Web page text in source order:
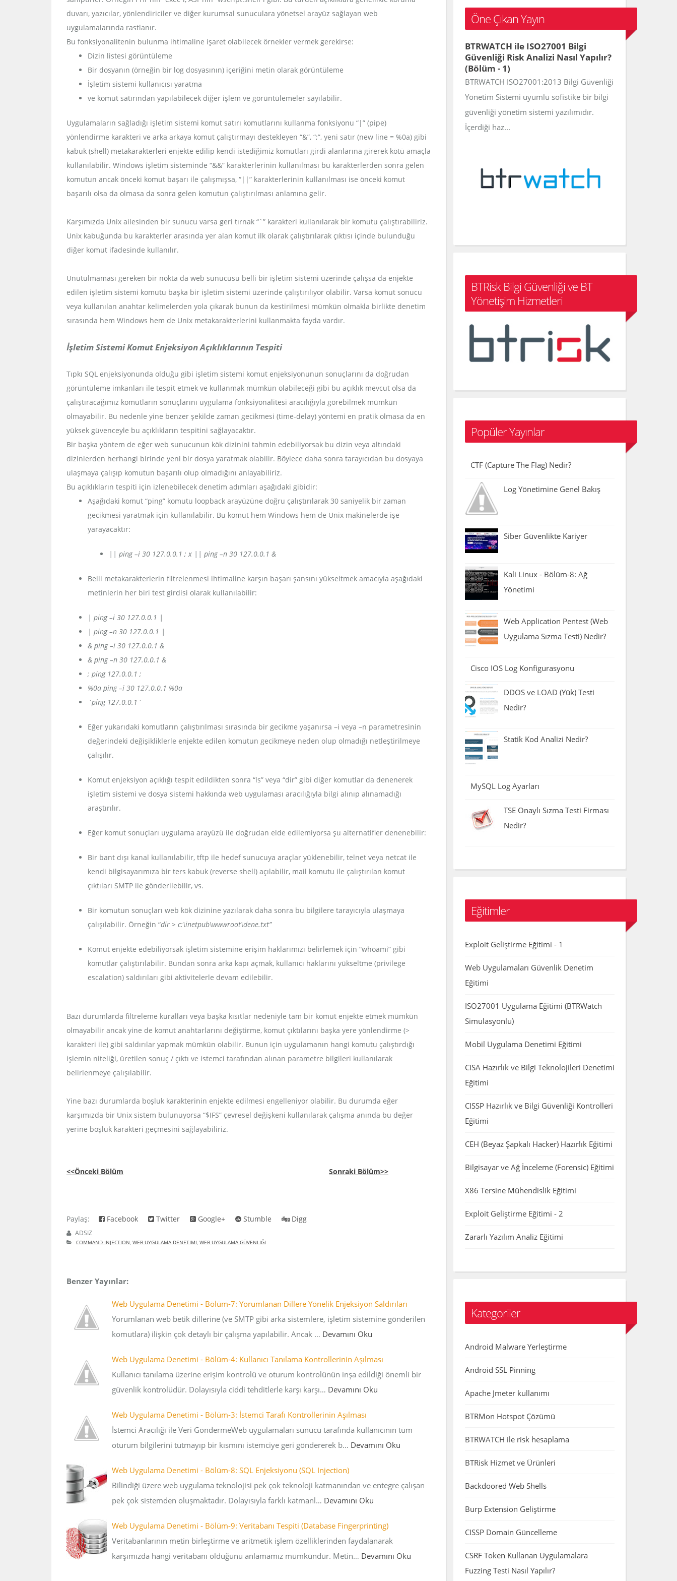
duvarı, yazıcılar, yönlendiriciler ve diğer kurumsal sunuculara yönetsel arayüz sağlayan web
uygulamalarında rastlanır.
Bu fonksiyonalitenin bulunma ihtimaline işaret olabilecek örnekler vermek gerekirse:
Dizin listesi görüntüleme
Bir dosyanın (örneğin bir log dosyasının) içeriğini metin olarak görüntüleme
İşletim sistemi kullanıcısı yaratma
ve komut satırından yapılabilecek diğer işlem ve görüntülemeler sayılabilir.
Uygulamaların sağladığı işletim sistemi komut satırı komutlarını kullanma fonksiyonu “|” (pipe)
yönlendirme karakteri ve arka arkaya komut çalıştırmayı destekleyen “&”, “;”, yeni satır (new line = %0a) gibi
kabuk (shell) metakarakterleri enjekte edilip kendi istediğimiz komutları girdi alanlarına girerek kötü amaçla
kullanılabilir. Windows işletim sisteminde “&&” karakterlerinin kullanılması bu karakterlerden sonra gelen
komutun ancak önceki komut başarı ile çalışmışsa, “||” karakterlerinin kullanılması ise önceki komut
başarılı olsa da olmasa da sonra gelen komutun çalıştırılması anlamına gelir.
Karşımızda Unix ailesinden bir sunucu varsa geri tırnak “`” karakteri kullanılarak bir komutu çalıştırabiliriz.
Unix kabuğunda bu karakterler arasında yer alan komut ilk olarak çalıştırılarak çıktısı içinde bulunduğu
diğer komut ifadesinde kullanılır.
Unutulmaması gereken bir nokta da web sunucusu belli bir işletim sistemi üzerinde çalışsa da enjekte
edilen işletim sistemi komutu başka bir işletim sistemi üzerinde çalıştırılıyor olabilir. Varsa komut sonucu
veya kullanılan anahtar kelimelerden yola çıkarak bunun da kestirilmesi mümkün olmakla birlikte denetim
sırasında hem Windows hem de Unix metakarakterlerini kullanmakta fayda vardır.
İşletim Sistemi Komut Enjeksiyon Açıklıklarının Tespiti
Tıpkı SQL enjeksiyonunda olduğu gibi işletim sistemi komut enjeksiyonunun sonuçlarını da doğrudan
görüntüleme imkanları ile tespit etmek ve kullanmak mümkün olabileceği gibi bu açıklık mevcut olsa da
çalıştıracağımız komutların sonuçlarını uygulama fonksiyonalitesi aracılığıyla görebilmek mümkün
olmayabilir. Bu nedenle yine benzer şekilde zaman gecikmesi (time-delay) yöntemi en pratik olmasa da en
yüksek güvenceyle bu açıklıkların tespitini sağlayacaktır.
Bir başka yöntem de eğer web sunucunun kök dizinini tahmin edebiliyorsak bu dizin veya altındaki
dizinlerden herhangi birinde yeni bir dosya yaratmak olabilir. Böylece daha sonra tarayıcıdan bu dosyaya
ulaşmaya çalışıp komutun başarılı olup olmadığını anlayabiliriz.
Bu açıklıkların tespiti için izlenebilecek denetim adımları aşağıdaki gibidir:
Aşağıdaki komut “ping” komutu loopback arayüzüne doğru çalıştırılarak 30 saniyelik bir zaman
gecikmesi yaratmak için kullanılabilir. Bu komut hem Windows hem de Unix makinelerde işe
yarayacaktır:
|| ping –i 30 127.0.0.1 ; x || ping –n 30 127.0.0.1 &
Belli metakarakterlerin filtrelenmesi ihtimaline karşın başarı şansını yükseltmek amacıyla aşağıdaki
metinlerin her biri test girdisi olarak kullanılabilir:
| ping –i 30 127.0.0.1 |
| ping –n 30 127.0.0.1 |
& ping –i 30 127.0.0.1 &
& ping –n 30 127.0.0.1 &
; ping 127.0.0.1 ;
%0a ping –i 30 127.0.0.1 %0a
`ping 127.0.0.1`
Eğer yukarıdaki komutların çalıştırılması sırasında bir gecikme yaşanırsa –i veya –n parametresinin
değerindeki değişikliklerle enjekte edilen komutun gecikmeye neden olup olmadığı netleştirilmeye
çalışılır.
Komut enjeksiyon açıklığı tespit edildikten sonra “ls” veya “dir” gibi diğer komutlar da denenerek
işletim sistemi ve dosya sistemi hakkında web uygulaması aracılığıyla bilgi alınıp alınamadığı
araştırılır.
Eğer komut sonuçları uygulama arayüzü ile doğrudan elde edilemiyorsa şu alternatifler denenebilir:
Bir bant dışı kanal kullanılabilir, tftp ile hedef sunucuya araçlar yüklenebilir, telnet veya netcat ile
kendi bilgisayarımıza bir ters kabuk (reverse shell) açılabilir, mail komutu ile çalıştırılan komut
çıktıları SMTP ile gönderilebilir, vs.
Bir komutun sonuçları web kök dizinine yazılarak daha sonra bu bilgilere tarayıcıyla ulaşmaya
çalışılabilir. Örneğin “dir > c:\inetpub\wwwroot\dene.txt”
Komut enjekte edebiliyorsak işletim sistemine erişim haklarımızı belirlemek için “whoami” gibi
komutlar çalıştırılabilir. Bundan sonra arka kapı açmak, kullanıcı haklarını yükseltme (privilege
escalation) saldırıları gibi aktivitelerle devam edilebilir.
Bazı durumlarda filtreleme kuralları veya başka kısıtlar nedeniyle tam bir komut enjekte etmek mümkün
olmayabilir ancak yine de komut anahtarlarını değiştirme, komut çıktılarını başka yere yönlendirme (>
karakteri ile) gibi saldırılar yapmak mümkün olabilir. Bunun için uygulamanın hangi komutu çalıştırdığı
işlemin niteliği, üretilen sonuç / çıktı ve istemci tarafından alınan parametre bilgileri kullanılarak
belirlenmeye çalışılabilir.
Yine bazı durumlarda boşluk karakterinin enjekte edilmesi engelleniyor olabilir. Bu durumda eğer
karşımızda bir Unix sistem bulunuyorsa “$IFS” çevresel değişkeni kullanılarak çalışma anında bu değer
yerine boşluk karakteri geçmesini sağlayabiliriz.
<<Önceki Bölüm Sonraki Bölüm>>
Paylaş: Facebook Twitter Google+ Stumble Digg
ADSIZ
COMMAND INJECTION, WEB UYGULAMA DENETIMI, WEB UYGULAMA GÜVENLIĞI
Benzer Yayınlar:
Web Uygulama Denetimi - Bölüm-7: Yorumlanan Dillere Yönelik Enjeksiyon Saldırıları
Yorumlanan web betik dillerine (ve SMTP gibi arka sistemlere, işletim sistemine gönderilen
komutlara) ilişkin çok detaylı bir çalışma yapılabilir. Ancak … Devamını Oku
Web Uygulama Denetimi - Bölüm-4: Kullanıcı Tanılama Kontrollerinin Aşılması
Kullanıcı tanılama üzerine erişim kontrolü ve oturum kontrolünün inşa edildiği önemli bir
güvenlik kontrolüdür. Dolayısıyla ciddi tehditlerle karşı karşı… Devamını Oku
Web Uygulama Denetimi - Bölüm-3: İstemci Tarafı Kontrollerinin Aşılması
İstemci Aracılığı ile Veri GöndermeWeb uygulamaları sunucu tarafında kullanıcının tüm
oturum bilgilerini tutmayıp bir kısmını istemciye geri göndererek b… Devamını Oku
Web Uygulama Denetimi - Bölüm-8: SQL Enjeksiyonu (SQL Injection)
Bilindiği üzere web uygulama teknolojisi pek çok teknoloji katmanından ve entegre çalışan
pek çok sistemden oluşmaktadır. Dolayısıyla farklı katmanl… Devamını Oku
Web Uygulama Denetimi - Bölüm-9: Veritabanı Tespiti (Database Fingerprinting)
Veritabanlarının metin birleştirme ve aritmetik işlem özelliklerinden faydalanarak
karşımızda hangi veritabanı olduğunu anlamamız mümkündür. Metin… Devamını Oku
f
o
r
:
Öne Çıkan Yayın
BTRWATCH ile ISO27001 Bilgi
Güvenliği Risk Analizi Nasıl Yapılır?
(Bölüm - 1)
BTRWATCH ISO27001:2013 Bilgi Güvenliği
Yönetim Sistemi uyumlu sofistike bir bilgi
güvenliği yönetim sistemi yazılımıdır.
İçerdiği haz...
BTRisk Bilgi Güvenliği ve BT
Yönetişim Hizmetleri
Popüler Yayınlar
CTF (Capture The Flag) Nedir?
Log Yönetimine Genel Bakış
Siber Güvenlikte Kariyer
Kali Linux - Bölüm-8: Ağ
Yönetimi
Web Application Pentest (Web
Uygulama Sızma Testi) Nedir?
Cisco IOS Log Konfigurasyonu
DDOS ve LOAD (Yük) Testi
Nedir?
Statik Kod Analizi Nedir?
MySQL Log Ayarları
TSE Onaylı Sızma Testi Firması
Nedir?
Eğitimler
Exploit Geliştirme Eğitimi - 1
Web Uygulamaları Güvenlik Denetim
Eğitimi
ISO27001 Uygulama Eğitimi (BTRWatch
Simulasyonlu)
Mobil Uygulama Denetimi Eğitimi
CISA Hazırlık ve Bilgi Teknolojileri Denetimi
Eğitimi
CISSP Hazırlık ve Bilgi Güvenliği Kontrolleri
Eğitimi
CEH (Beyaz Şapkalı Hacker) Hazırlık Eğitimi
Bilgisayar ve Ağ İnceleme (Forensic) Eğitimi
X86 Tersine Mühendislik Eğitimi
Exploit Geliştirme Eğitimi - 2
Zararlı Yazılım Analiz Eğitimi
Kategoriler
Android Malware Yerleştirme
Android SSL Pinning
Apache Jmeter kullanımı
BTRMon Hotspot Çözümü
BTRWATCH ile risk hesaplama
BTRisk Hizmet ve Ürünleri
Backdoored Web Shells
Burp Extension Geliştirme
CISSP Domain Güncelleme
CSRF Token Kullanan Uygulamalara
Fuzzing Testi Nasıl Yapılır?